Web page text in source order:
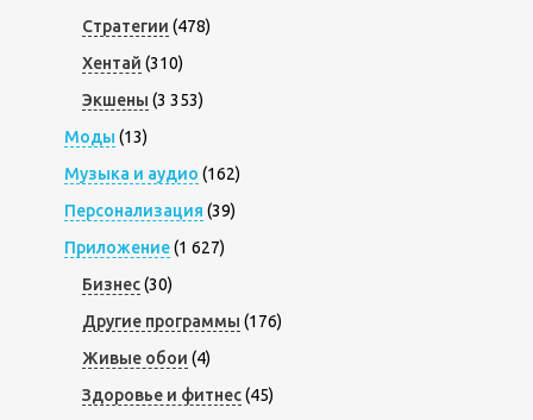
Стратегии (478)
Хентай (310)
Экшены (3 353)
Моды (13)
Музыка и аудио (162)
Персонализация (39)
Приложение(1 627)
Бизнес(30)
Другие программы (176)
Живые обои (4)
Здоровье и фитнес(45)